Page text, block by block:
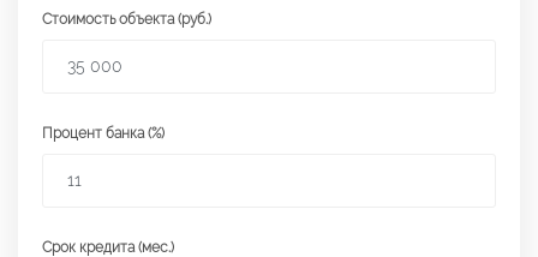
Стоимость объекта (руб.)
Процент банка (%)
Срок кредита (мес.)